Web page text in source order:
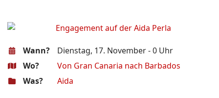
Wann?
Dienstag, 17. November - 0 Uhr
Wo?
Von Gran Canaria nach Barbados
Was?
Aida